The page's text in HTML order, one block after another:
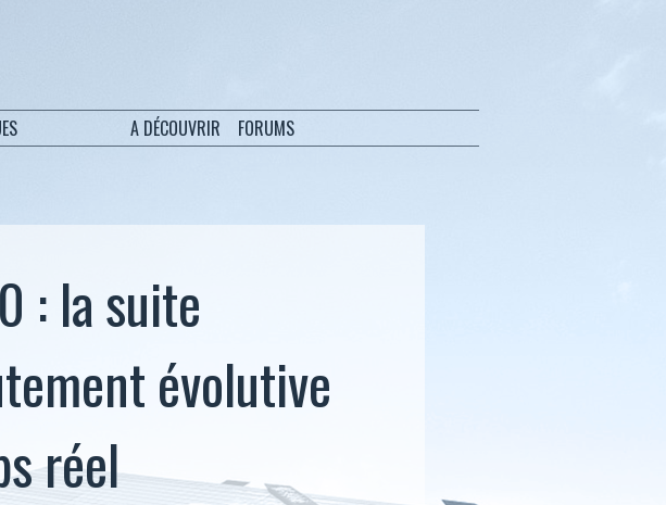
A DÉCOUVRIR FORUMS
: la suite
évolutive
réel